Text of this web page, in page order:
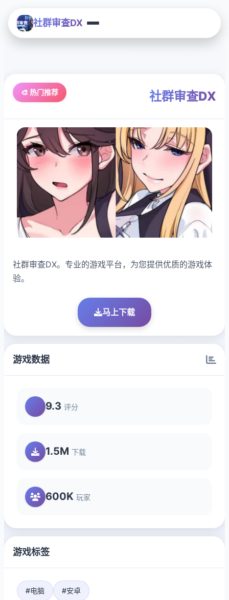
社群审查DX
🎨 热门推荐 社群审查DX
社群审查DX。专业的游戏平台，为您提供优质的游戏体
验。
马上下载
游戏数据
9.3 评分
1.5M 下载
600K 玩家
游戏标签
#电脑 #安卓